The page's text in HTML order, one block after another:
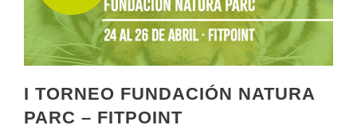
20
junio
I TORNEO FUNDACIÓN NATURA
PARC – FITPOINT